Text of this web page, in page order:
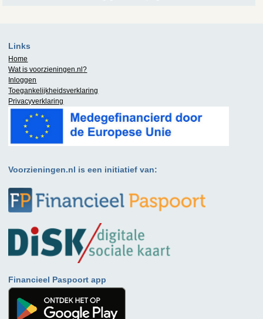
Links
Home
Wat is voorzieningen.nl?
Inloggen
Toegankelijkheidsverklaring
Privacyverklaring
Voorzieningen.nl is een initiatief van:
Financieel Paspoort app